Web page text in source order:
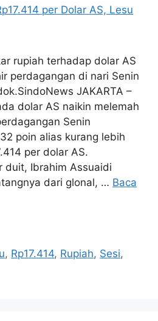
rupiah terhadap dolar AS
perdagangan di nari Senin
JAKARTA –
dolar AS naikin melemah
Senin
poin alias kurang lebih
per dolar AS.
duit, Ibrahim Assuaidi
dari glonal, … Baca
, Rp17.414, Rupiah, Sesi,